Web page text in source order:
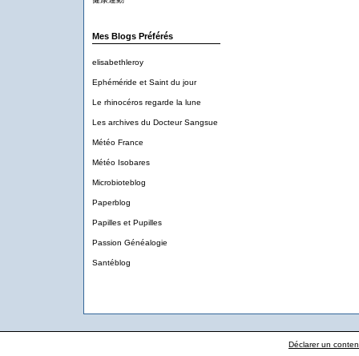
Mes Blogs Préférés
elisabethleroy
Ephéméride et Saint du jour
Le rhinocéros regarde la lune
Les archives du Docteur Sangsue
Météo France
Météo Isobares
Microbioteblog
Paperblog
Papilles et Pupilles
Passion Généalogie
Santéblog
Déclarer un